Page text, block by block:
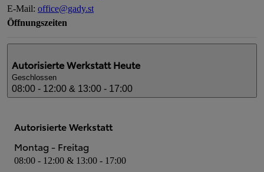
E-Mail: office@gady.st
Öffnungszeiten
Autorisierte Werkstatt Heute
Geschlossen
08:00 - 12:00 & 13:00 - 17:00
Autorisierte Werkstatt
Montag - Freitag
08:00 - 12:00 & 13:00 - 17:00